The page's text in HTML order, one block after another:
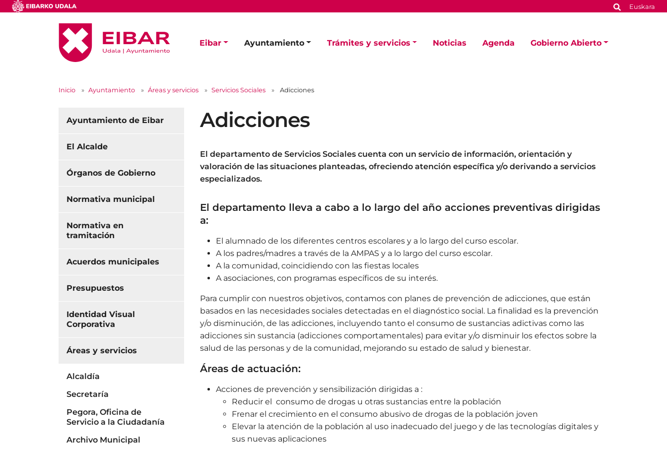
Euskara
Eibar Ayuntamiento Trámites y servicios Noticias Agenda Gobierno Abierto
Inicio Ayuntamiento Áreas y servicios Servicios Sociales Adicciones
Adicciones
El departamento de Servicios Sociales cuenta con un servicio de información, orientación y
valoración de las situaciones planteadas, ofreciendo atención específica y/o derivando a servicios
especializados.
El departamento lleva a cabo a lo largo del año acciones preventivas dirigidas
a:
El alumnado de los diferentes centros escolares y a lo largo del curso escolar.
A los padres/madres a través de la AMPAS y a lo largo del curso escolar.
A la comunidad, coincidiendo con las fiestas locales
A asociaciones, con programas específicos de su interés.
Para cumplir con nuestros objetivos, contamos con planes de prevención de adicciones, que están
basados en las necesidades sociales detectadas en el diagnóstico social. La finalidad es la prevención
y/o disminución, de las adicciones, incluyendo tanto el consumo de sustancias adictivas como las
adicciones sin sustancia (adicciones comportamentales) para evitar y/o disminuir los efectos sobre la
salud de las personas y de la comunidad, mejorando su estado de salud y bienestar.
Áreas de actuación:
Acciones de prevención y sensibilización dirigidas a :
Reducir el consumo de drogas u otras sustancias entre la población
Frenar el crecimiento en el consumo abusivo de drogas de la población joven
Elevar la atención de la población al uso inadecuado del juego y de las tecnologías digitales y
sus nuevas aplicaciones
Ayuntamiento de Eibar
El Alcalde
Órganos de Gobierno
Normativa municipal
Normativa en
tramitación
Acuerdos municipales
Presupuestos
Identidad Visual
Corporativa
Áreas y servicios
Alcaldía
Secretaría
Pegora, Oficina de
Servicio a la Ciudadanía
Archivo Municipal